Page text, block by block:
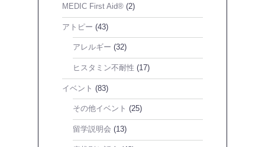
MEDIC First Aid® (2)
アトピー (43)
アレルギー (32)
ヒスタミン不耐性 (17)
イベント (83)
その他イベント (25)
留学説明会 (13)